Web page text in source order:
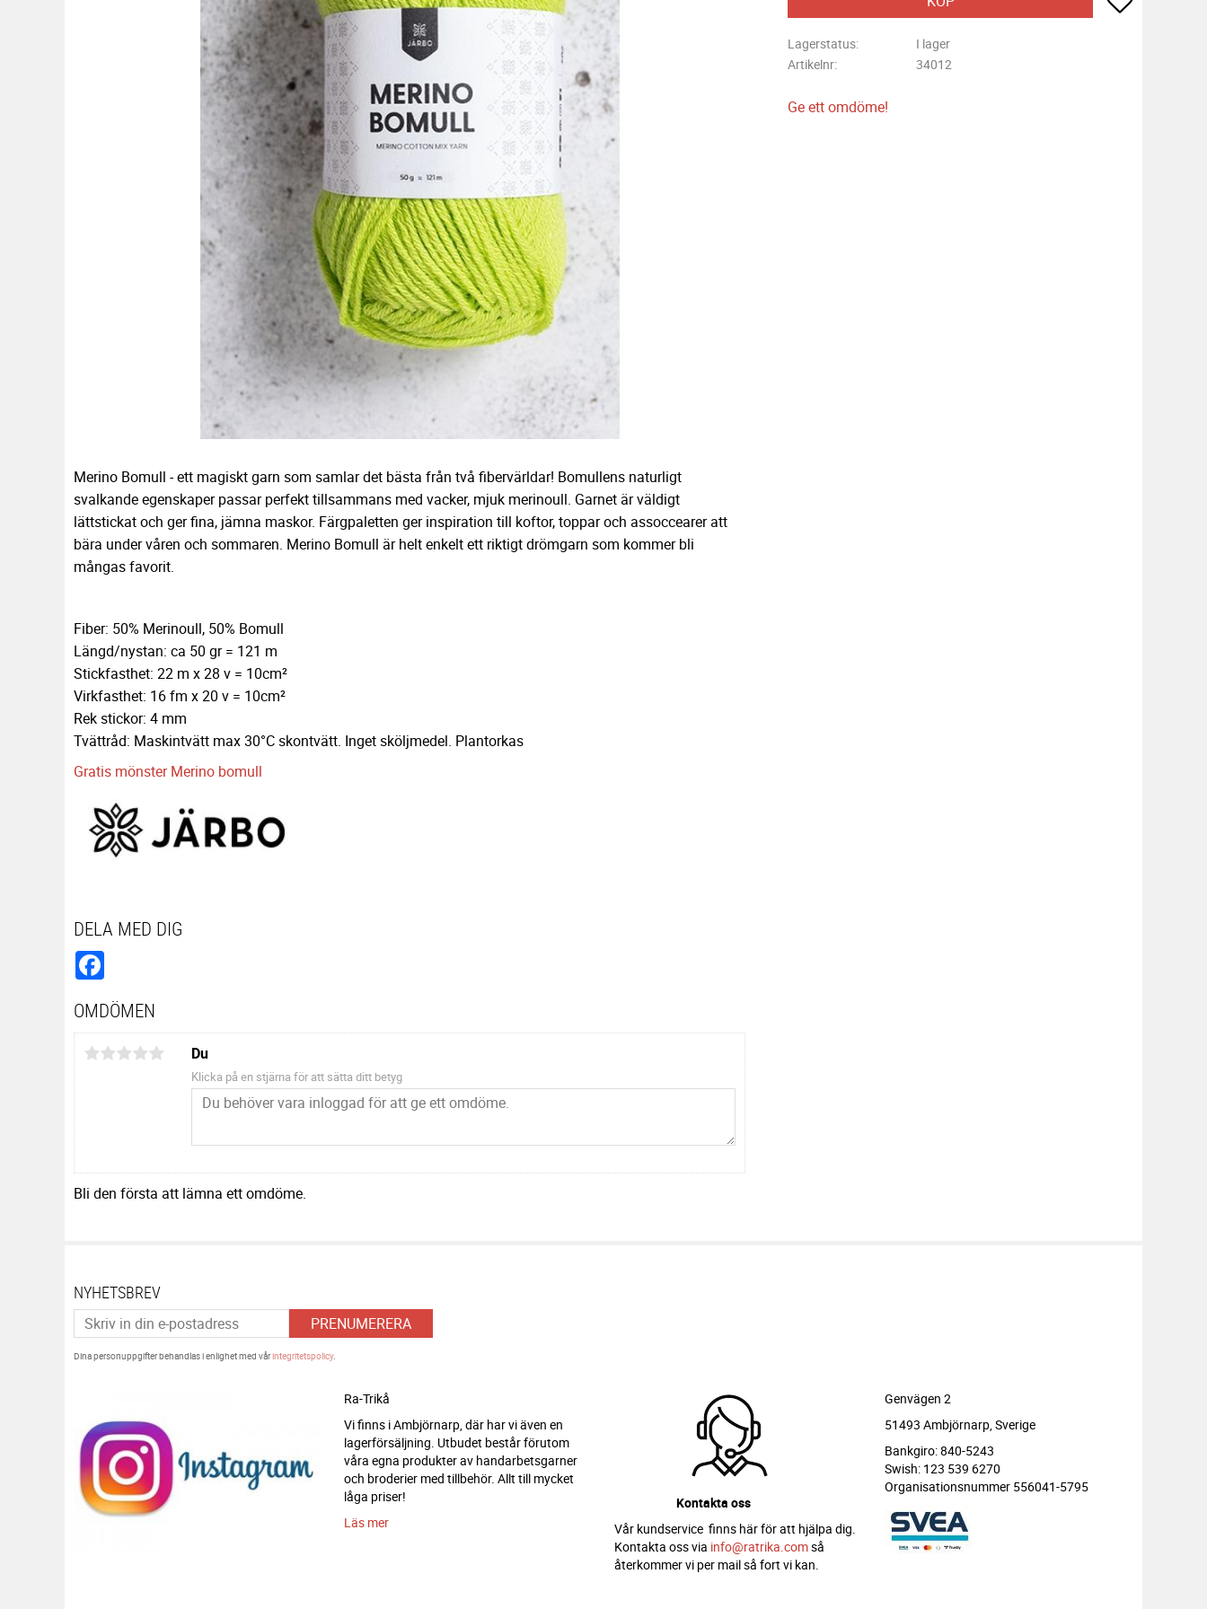
Lagerstatus
I lager
Artikelnr
34012
Ge ett omdöme!
Merino Bomull - ett magiskt garn som samlar det bästa från två fibervärldar! Bomullens naturligt
svalkande egenskaper passar perfekt tillsammans med vacker, mjuk merinoull. Garnet är väldigt
lättstickat och ger fina, jämna maskor. Färgpaletten ger inspiration till koftor, toppar och assoccearer att
bära under våren och sommaren. Merino Bomull är helt enkelt ett riktigt drömgarn som kommer bli
mångas favorit.
Fiber: 50% Merinoull, 50% Bomull
Längd/nystan: ca 50 gr = 121 m
Stickfasthet: 22 m x 28 v = 10cm²
Virkfasthet: 16 fm x 20 v = 10cm²
Rek stickor: 4 mm
Tvättråd: Maskintvätt max 30°C skontvätt. Inget sköljmedel. Plantorkas
Gratis mönster Merino bomull
DELA MED DIG
OMDÖMEN
Du
Klicka på en stjärna för att sätta ditt betyg
Bli den första att lämna ett omdöme.
NYHETSBREV
PRENUMERERA
Dina personuppgifter behandlas i enlighet med vårintegritetspolicy.
Ra-Trikå
Vi finns i Ambjörnarp, där har vi även en
lagerförsäljning. Utbudet består förutom
våra egna produkter av handarbetsgarner
och broderier med tillbehör. Allt till mycket
låga priser!
Läs mer
Kontakta oss
Vår kundservice finns här för att hjälpa dig.
Kontakta oss via info@ratrika.comså
återkommer vi per mail så fort vi kan.
Genvägen 2
51493 Ambjörnarp, Sverige
Bankgiro: 840-5243
Swish: 123 539 6270
Organisationsnummer 556041-5795